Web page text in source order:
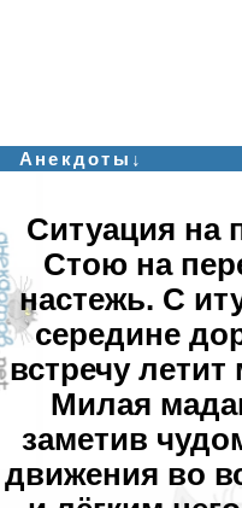
Анекдоты↓
Ситуация на
Стою на
настежь. С
середине
встречу
Милая
заметив
движения во